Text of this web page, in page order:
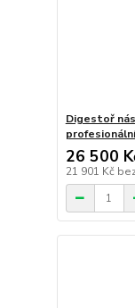
Digestoř
26 500
21 901 Kč